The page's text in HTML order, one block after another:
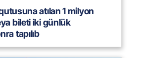
atılan 1 milyon
bileti iki günlük
tapılıb